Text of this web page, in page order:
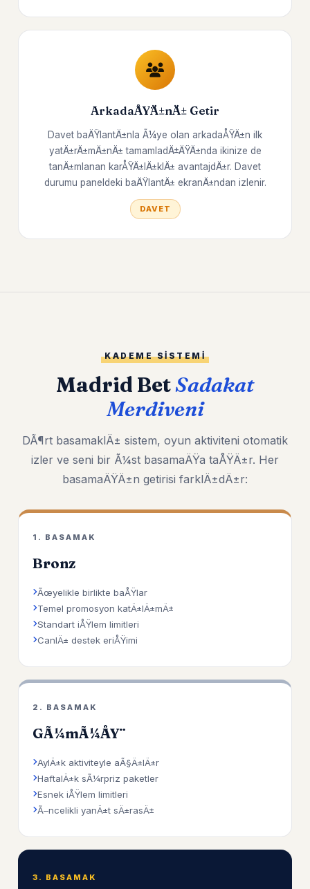
ArkadaÅŸÄ±nÄ± Getir
Davet baÄŸlantÄ±nla Ã¼ye olan arkadaÅŸÄ±n ilk
yatÄ±rÄ±mÄ±nÄ± tamamladÄ±ÄŸÄ±nda ikinize de
tanÄ±mlanan karÅŸÄ±lÄ±klÄ± avantajdÄ±r. Davet
durumu paneldeki baÄŸlantÄ± ekranÄ±ndan izlenir.
DAVET
KADEME SISTEMI
Madrid BetSadakat
Merdiveni
DÃ¶rt basamaklÄ± sistem, oyun aktiviteni otomatik
izler ve seni bir Ã¼st basamaÄŸa taÅŸÄ±r. Her
basamaÄŸÄ±n getirisi farklÄ±dÄ±r:
1. BASAMAK
Bronz
Ãœyelikle birlikte baÅŸlar
Temel promosyon katÄ±lÄ±mÄ±
Standart iÅŸlem limitleri
CanlÄ± destek eriÅŸimi
2. BASAMAK
GÃ¼mÃ¼ÅŸ
AylÄ±k aktiviteyle aÃ§Ä±lÄ±r
HaftalÄ±k sÃ¼rpriz paketler
Esnek iÅŸlem limitleri
Ã–ncelikli yanÄ±t sÄ±rasÄ±
3. BASAMAK